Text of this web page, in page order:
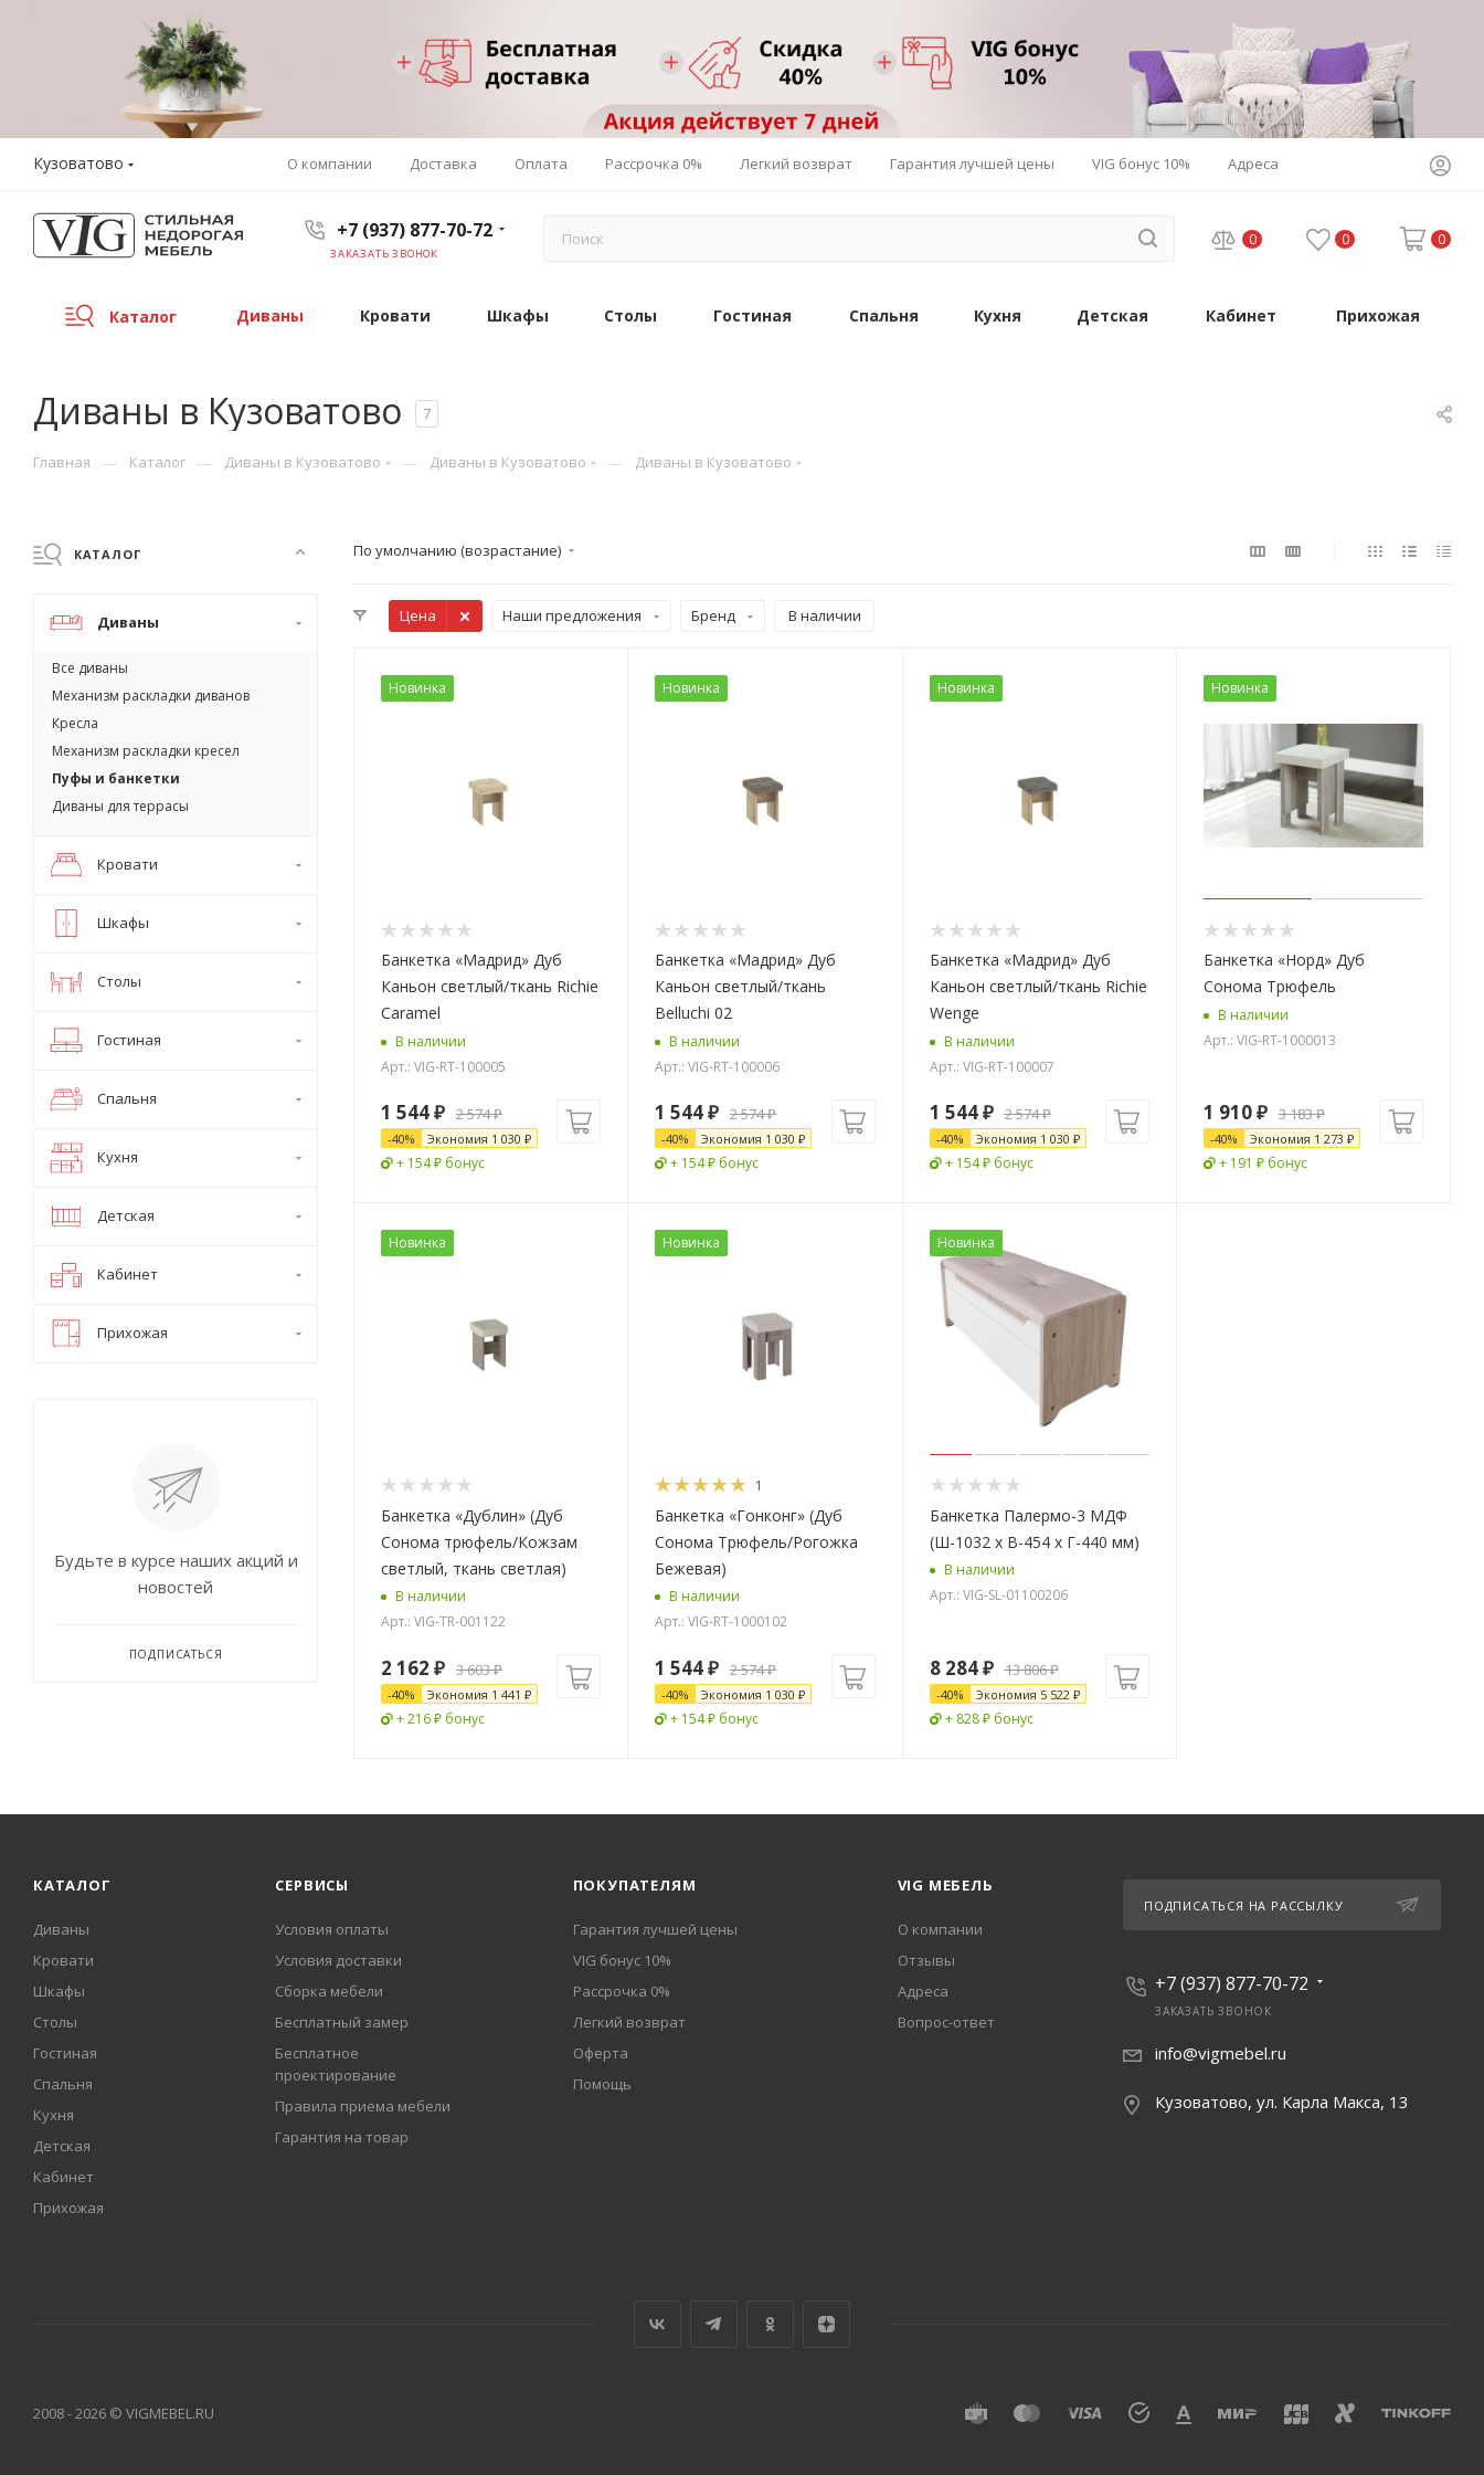
Кузоватово О компании Доставка Оплата Рассрочка 0% Легкий возврат Гарантия лучшей цены VIG бонус 10% Адреса
+7 (937) 877-70-72
ЗАКАЗАТЬ ЗВОНОК
0 0 0
Каталог Диваны Кровати Шкафы Столы Гостиная Спальня Кухня Детская Кабинет Прихожая
Диваны в Кузоватово 7
Главная — Каталог — Диваны в Кузоватово — Диваны в Кузоватово — Диваны в Кузоватово
По умолчанию (возрастание)
Цена Наши предложения Бренд В наличии
Новинка
Банкетка «Мадрид» Дуб
Каньон светлый/ткань Richie
Caramel
В наличии
Арт.: VIG-RT-100005
1 544₽ 2 574₽
-40% Экономия 1 030 ₽
+ 154 ₽ бонус
Новинка
Банкетка «Мадрид» Дуб
Каньон светлый/ткань
Belluchi 02
В наличии
Арт.: VIG-RT-100006
1 544₽ 2 574₽
-40% Экономия 1 030 ₽
+ 154 ₽ бонус
Новинка
Банкетка «Мадрид» Дуб
Каньон светлый/ткань Richie
Wenge
В наличии
Арт.: VIG-RT-100007
1 544₽ 2 574₽
-40% Экономия 1 030 ₽
+ 154 ₽ бонус
Новинка
Банкетка «Норд» Дуб
Сонома Трюфель
В наличии
Арт.: VIG-RT-1000013
1 910₽ 3 183₽
-40% Экономия 1 273 ₽
+ 191 ₽ бонус
Новинка
Банкетка «Дублин» (Дуб
Сонома трюфель/Кожзам
светлый, ткань светлая)
В наличии
Арт.: VIG-TR-001122
2 162 ₽ 3 603₽
-40% Экономия 1 441 ₽
+ 216 ₽ бонус
Новинка
1
Банкетка «Гонконг» (Дуб
Сонома Трюфель/Рогожка
Бежевая)
В наличии
Арт.: VIG-RT-1000102
1 544₽ 2 574₽
-40% Экономия 1 030 ₽
+ 154 ₽ бонус
Новинка
Банкетка Палермо-3 МДФ
(Ш-1032 х В-454 х Г-440 мм)
В наличии
Арт.: VIG-SL-01100206
8 284₽ 13 806₽
-40% Экономия 5 522 ₽
+ 828 ₽ бонус
КАТАЛОГ
Диваны
Все диваны
Механизм раскладки диванов
Кресла
Механизм раскладки кресел
Пуфы и банкетки
Диваны для террасы
Кровати
Шкафы
Столы
Гостиная
Спальня
Кухня
Детская
Кабинет
Прихожая
Будьте в курсе наших акций и
новостей
ПОДПИСАТЬСЯ
КАТАЛОГ
Диваны
Кровати
Шкафы
Столы
Гостиная
Спальня
Кухня
Детская
Кабинет
Прихожая
СЕРВИСЫ
Условия оплаты
Условия доставки
Сборка мебели
Бесплатный замер
Бесплатное
проектирование
Правила приема мебели
Гарантия на товар
ПОКУПАТЕЛЯМ
Гарантия лучшей цены
VIG бонус 10%
Рассрочка 0%
Легкий возврат
Оферта
Помощь
VIG МЕБЕЛЬ
О компании
Отзывы
Адреса
Вопрос-ответ
ПОДПИСАТЬСЯ НА РАССЫЛКУ
+7 (937) 877-70-72
ЗАКАЗАТЬ ЗВОНОК
info@vigmebel.ru
Кузоватово, ул. Карла Макса, 13
2008 - 2026 © VIGMEBEL.RU